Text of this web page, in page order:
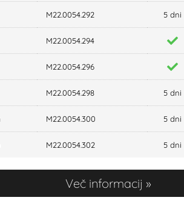
M22.0054.292 5 dni
M22.0054.294
M22.0054.296
M22.0054.298 5 dni
M22.0054.300 5 dni
M22.0054.302 5 dni
Več informacij